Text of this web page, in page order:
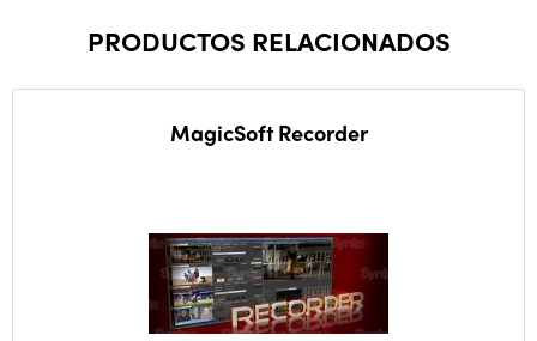
PRODUCTOS RELACIONADOS
MagicSoft Recorder